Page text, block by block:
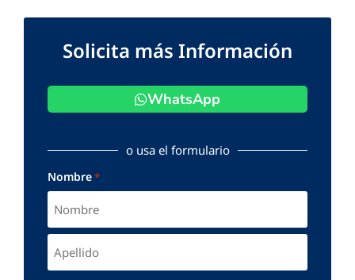
Solicita más Información
WhatsApp
o usa el formulario
Nombre*